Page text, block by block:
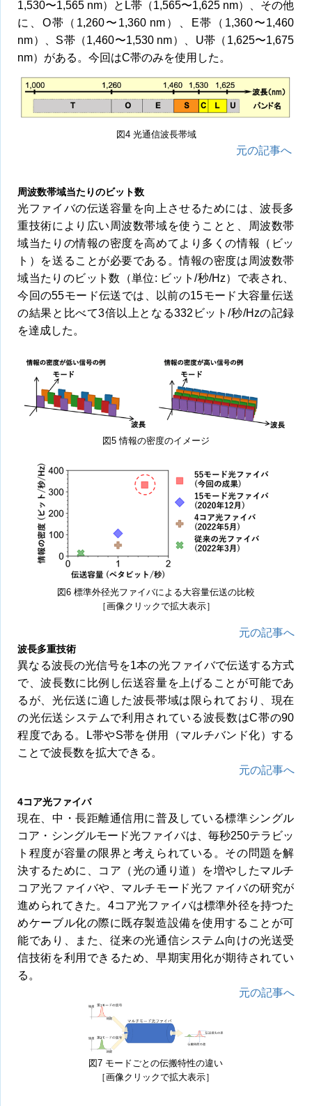
1,530〜1,565 nm）とL帯（1,565〜1,625 nm）、その他
に、O帯（1,260〜1,360 nm）、E帯（1,360〜1,460
nm）、S帯（1,460〜1,530 nm）、U帯（1,625〜1,675
nm）がある。今回はC帯のみを使用した。
図4 光通信波長帯域
元の記事へ
周波数帯域当たりのビット数
光ファイバの伝送容量を向上させるためには、波長多
重技術により広い周波数帯域を使うことと、周波数帯
域当たりの情報の密度を高めてより多くの情報（ビッ
ト）を送ることが必要である。情報の密度は周波数帯
域当たりのビット数（単位: ビット/秒/Hz）で表され、
今回の55モード伝送では、以前の15モード大容量伝送
の結果と比べて3倍以上となる332ビット/秒/Hzの記録
を達成した。
図5 情報の密度のイメージ
図6 標準外径光ファイバによる大容量伝送の比較
［画像クリックで拡大表示］
元の記事へ
波長多重技術
異なる波長の光信号を1本の光ファイバで伝送する方式
で、波長数に比例し伝送容量を上げることが可能であ
るが、光伝送に適した波長帯域は限られており、現在
の光伝送システムで利用されている波長数はC帯の90
程度である。L帯やS帯を併用（マルチバンド化）する
ことで波長数を拡大できる。
元の記事へ
4コア光ファイバ
現在、中・長距離通信用に普及している標準シングル
コア・シングルモード光ファイバは、毎秒250テラビッ
ト程度が容量の限界と考えられている。その問題を解
決するために、コア（光の通り道）を増やしたマルチ
コア光ファイバや、マルチモード光ファイバの研究が
進められてきた。4コア光ファイバは標準外径を持つた
めケーブル化の際に既存製造設備を使用することが可
能であり、また、従来の光通信システム向けの光送受
信技術を利用できるため、早期実用化が期待されてい
る。
元の記事へ
図7 モードごとの伝搬特性の違い
［画像クリックで拡大表示］